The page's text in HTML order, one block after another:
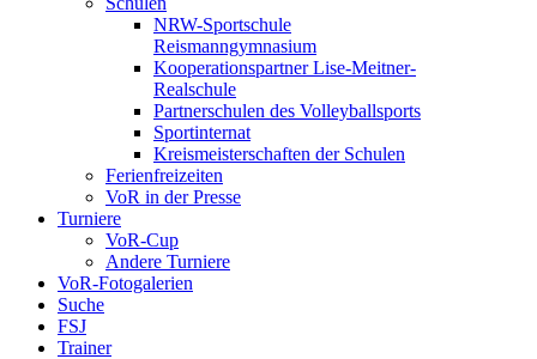
NRW-Sportschule
Reismanngymnasium
Kooperationspartner Lise-Meitner-
Realschule
Partnerschulen des Volleyballsports
Sportinternat
Kreismeisterschaften der Schulen
Ferienfreizeiten
VoR in der Presse
Turniere
VoR-Cup
Andere Turniere
VoR-Fotogalerien
Suche
FSJ
Trainer